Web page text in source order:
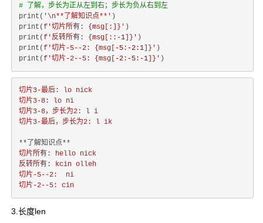
# 了解，步长为正从左到右；步长为负从右到左
print( '\n**了解知识点**' )
print(f'切片所有: {msg[:]} ' )
print(f'反转所有: {msg[:: -1 ]} ' )
print(f'切片-5--2: {msg[ -5 : -2 :1 ]} ' )
print(f'切片-2--5: {msg[ -2 : -5 : -1 ]} '
切片3-最后: lo nick
切片3-8: lo ni
切片3-8，步长为2: l i
切片3-最后，步长为2: l ik
切片所有: hello nick
反转所有: kcin olleh
切片-5--2:  ni
切片-2--5: cin
3.长度len